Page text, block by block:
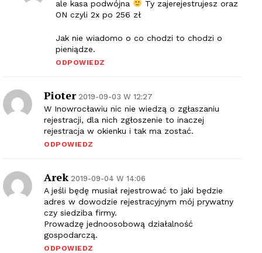
ale kasa podwójna
Ty zajerejestrujesz oraz
ON czyli 2x po 256 zł
Jak nie wiadomo o co chodzi to chodzi o
pieniądze.
ODPOWIEDZ
Pioter 2019-09-03 W 12:27
W Inowrocławiu nic nie wiedzą o zgłaszaniu
rejestracji, dla nich zgłoszenie to inaczej
rejestracja w okienku i tak ma zostać.
ODPOWIEDZ
Arek 2019-09-04 W 14:06
A jeśli będę musiał rejestrować to jaki będzie
adres w dowodzie rejestracyjnym mój prywatny
czy siedziba firmy.
Prowadzę jednoosobową działalność
gospodarczą.
ODPOWIEDZ